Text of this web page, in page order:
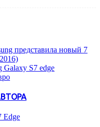
представила новый 7
Galaxy S7 edge